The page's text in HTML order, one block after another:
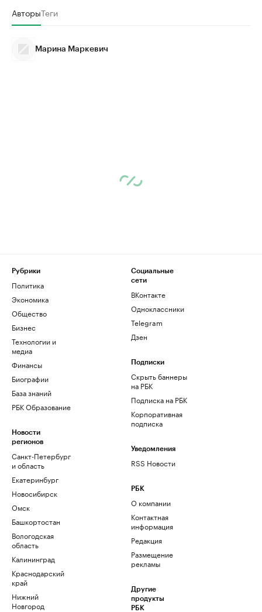
АвторыТеги
Марина Маркевич
Рубрики
Политика
Экономика
Общество
Бизнес
Технологии и
медиа
Финансы
Биографии
База знаний
РБК Образование
Новости
регионов
Санкт-Петербург
и область
Екатеринбург
Новосибирск
Омск
Башкортостан
Вологодская
область
Калининград
Краснодарский
край
Нижний
Новгород
Социальные
сети
ВКонтакте
Одноклассники
Telegram
Дзен
Подписки
Скрыть баннеры
на РБК
Подписка на РБК
Корпоративная
подписка
Уведомления
RSS Новости
РБК
О компании
Контактная
информация
Редакция
Размещение
рекламы
Другие
продукты
РБК